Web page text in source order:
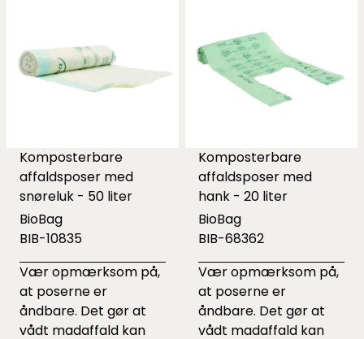
Komposterbare
affaldsposer med
snøreluk - 50 liter
BioBag
BIB-10835
Vær opmærksom på,
at poserne er
åndbare. Det gør at
vådt madaffald kan
Komposterbare
affaldsposer med
hank - 20 liter
BioBag
BIB-68362
Vær opmærksom på,
at poserne er
åndbare. Det gør at
vådt madaffald kan